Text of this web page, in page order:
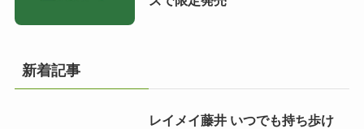
新着記事
レイメイ藤井 いつでも持ち歩け